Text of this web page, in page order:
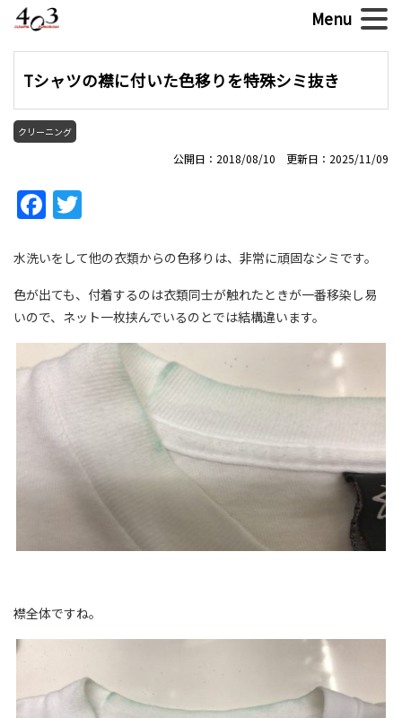
Tシャツの襟に付いた色移りを特殊シミ抜き
クリーニング
公開日：2018/08/10 更新日：2025/11/09
Facebook
水洗いをして他の衣類からの色移りは、非常に頑固なシミです。
色が出ても、付着するのは衣類同士が触れたときが一番移染し易
いので、ネット一枚挟んでいるのとでは結構違います。
襟全体ですね。